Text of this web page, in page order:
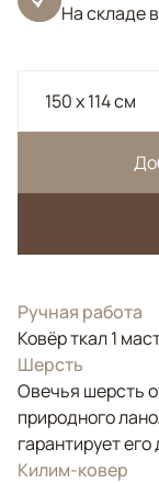
На складе
150 x 114 см
Ручная работа
Ковёр ткал 1
Шерсть
Овечья шерсть
природного
гарантирует
Килим-ковер